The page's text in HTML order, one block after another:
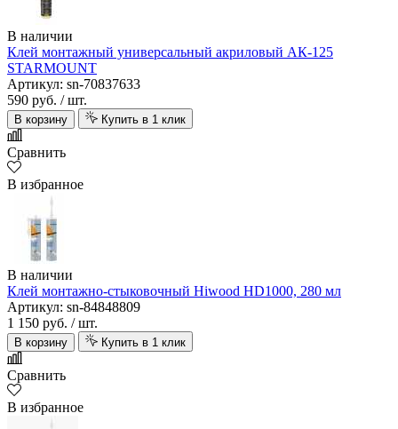
В наличии
Клей монтажный универсальный акриловый АК-125
STARMOUNT
Артикул: sn-70837633
590 руб. / шт.
В корзину Купить в 1 клик
Сравнить
В избранное
В наличии
Клей монтажно-стыковочный Hiwood HD1000, 280 мл
Артикул: sn-84848809
1 150 руб. / шт.
В корзину Купить в 1 клик
Сравнить
В избранное